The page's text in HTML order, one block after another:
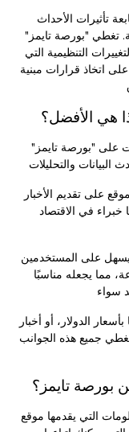
تأثيرات الأحداث
تغطي "بورصة تايمز"
التنظيمية التي
اتخاذ قرارات مبنية
هي الأفضل؟
على "بورصة تايمز"
على تقديم الأخبار
في الاقتصاد
على المستخدمين
مما يجعله مناسبًا
الدولار، أو أخبار
جميع هذه الجوانب
بورصة تايمز؟
التي يقدمها موقع